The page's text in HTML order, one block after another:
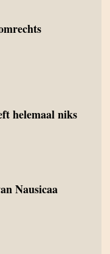
helemaal niks
Nausicaa